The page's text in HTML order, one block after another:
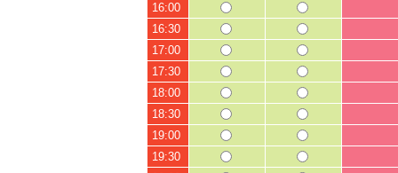
16:00
16:30
17:00
17:30
18:00
18:30
19:00
19:30